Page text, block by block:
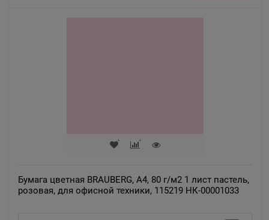
Бумага цветная BRAUBERG, А4, 80 г/м2 1 лист пастель,
розовая, для офисной техники, 115219 НК-00001033